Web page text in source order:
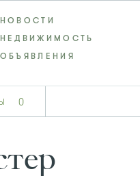
0
НОВОСТИ
НЕДВИЖИМОСТЬ
ОБЪЯВЛЕНИЯ